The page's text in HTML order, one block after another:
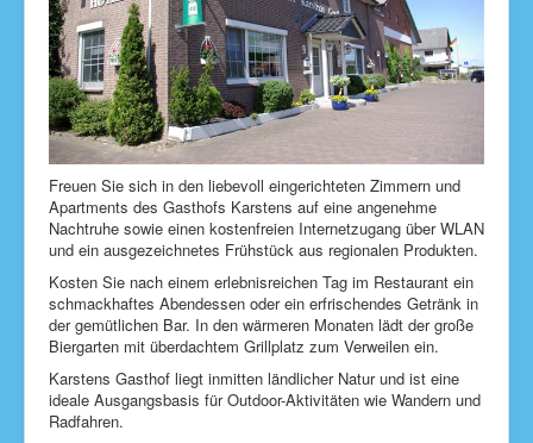
Freuen Sie sich in den liebevoll eingerichteten Zimmern und
Apartments des Gasthofs Karstens auf eine angenehme
Nachtruhe sowie einen kostenfreien Internetzugang über WLAN
und ein ausgezeichnetes Frühstück aus regionalen Produkten.
Kosten Sie nach einem erlebnisreichen Tag im Restaurant ein
schmackhaftes Abendessen oder ein erfrischendes Getränk in
der gemütlichen Bar. In den wärmeren Monaten lädt der große
Biergarten mit überdachtem Grillplatz zum Verweilen ein.
Karstens Gasthof liegt inmitten ländlicher Natur und ist eine
ideale Ausgangsbasis für Outdoor-Aktivitäten wie Wandern und
Radfahren.